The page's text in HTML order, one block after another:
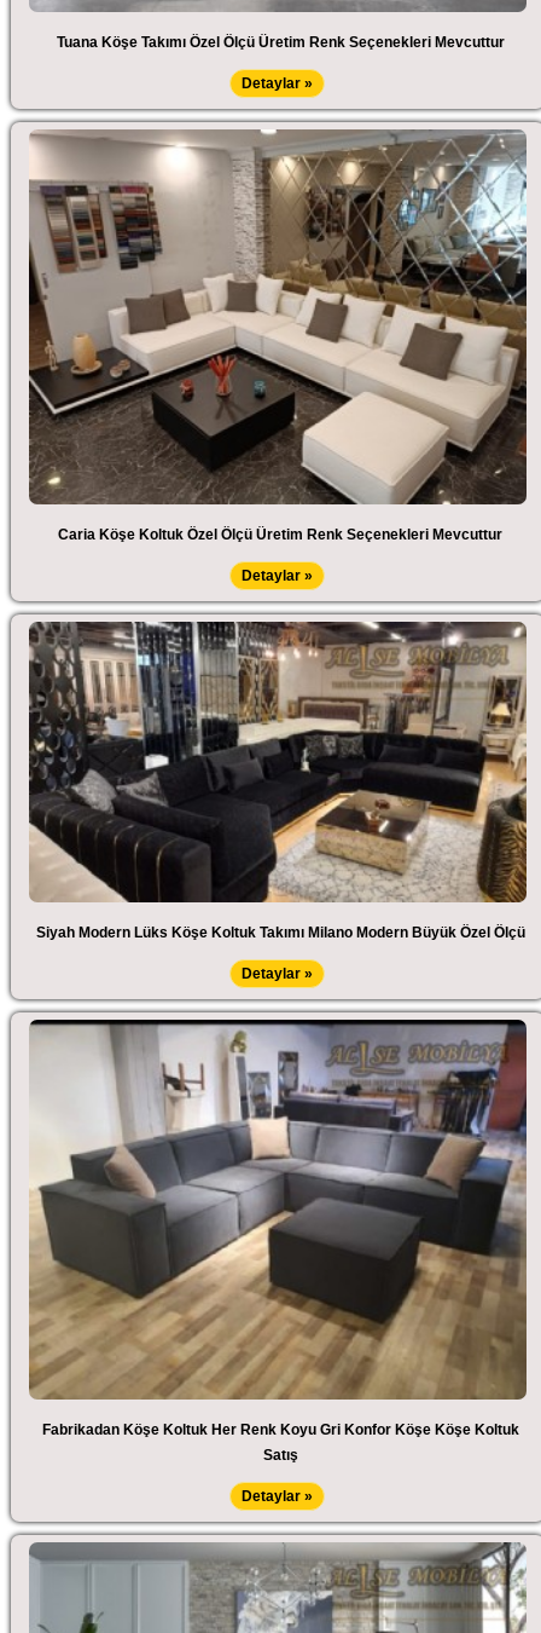
Tuana Köşe Takımı Özel Ölçü Üretim Renk Seçenekleri Mevcuttur
Detaylar »
Caria Köşe Koltuk Özel Ölçü Üretim Renk Seçenekleri Mevcuttur
Detaylar »
Siyah Modern Lüks Köşe Koltuk Takımı Milano Modern Büyük Özel Ölçü
Detaylar »
Fabrikadan Köşe Koltuk Her Renk Koyu Gri Konfor Köşe Köşe Koltuk
Satış
Detaylar »